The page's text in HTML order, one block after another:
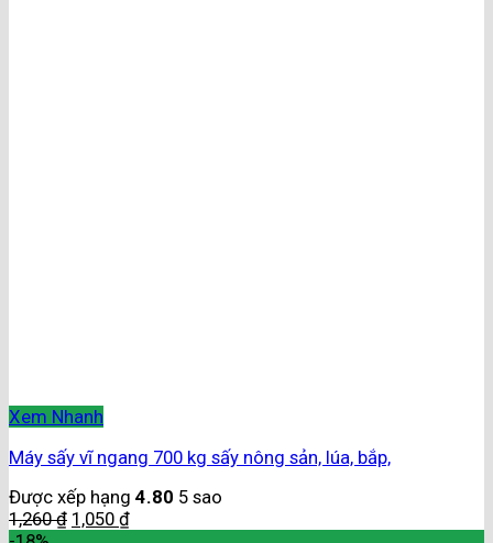
Xem Nhanh
Máy sấy vĩ ngang 700 kg sấy nông sản, lúa, bắp,
Được xếp hạng 4.80 5 sao
1,260₫ 1,050 ₫